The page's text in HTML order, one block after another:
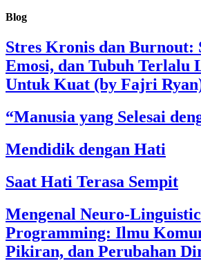
Blog
Stres Kronis dan Burnout:
Emosi, dan Tubuh Terlalu
Untuk Kuat (by Fajri
“Manusia yang Selesai
Mendidik dengan Hati
Saat Hati Terasa Sempit
Mengenal Neuro-Linguistic
Programming: Ilmu
Pikiran, dan Perubahan